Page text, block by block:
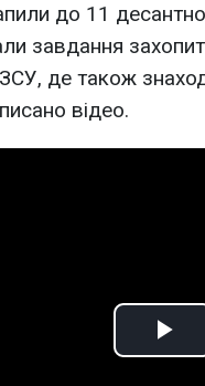
до 11
завдання
де також
відео.